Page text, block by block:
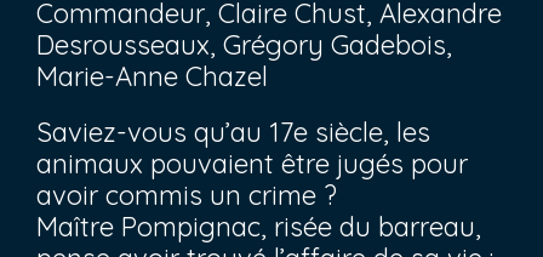
Commandeur, Claire Chust, Alexandre
Desrousseaux, Grégory Gadebois,
Marie-Anne Chazel
Saviez-vous qu’au 17e siècle, les
animaux pouvaient être jugés pour
avoir commis un crime ?
Maître Pompignac, risée du barreau,